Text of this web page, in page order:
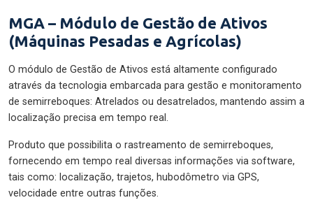
MGA – Módulo de Gestão de Ativos
(Máquinas Pesadas e Agrícolas)
O módulo de Gestão de Ativos está altamente configurado
através da tecnologia embarcada para gestão e monitoramento
de semirreboques: Atrelados ou desatrelados, mantendo assim a
localização precisa em tempo real.
Produto que possibilita o rastreamento de semirreboques,
fornecendo em tempo real diversas informações via software,
tais como: localização, trajetos, hubodômetro via GPS,
velocidade entre outras funções.